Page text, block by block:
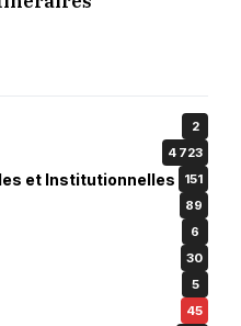
2
4 723
et Institutionnelles 151
89
6
30
5
45